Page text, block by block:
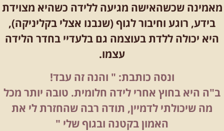
מאמינה שכשהאישה מגיעה ללידה כשהיא מצוידת
בידע, רוגע וחיבור לגוף (שנבנו אצלי בקליניקה),
היא יכולה ללדת בעוצמה גם בלעדיי בחדר הלידה
עצמו.
ונסה כותבת: " והנה זה עבד!
ב"ה היא בחוץ אחרי לידה חלומית. טובה יותר מכל
מה שיכולתי לדמיין, תודה רבה שהחזרת לי את
האמון בקטנה ובגוף שלי "